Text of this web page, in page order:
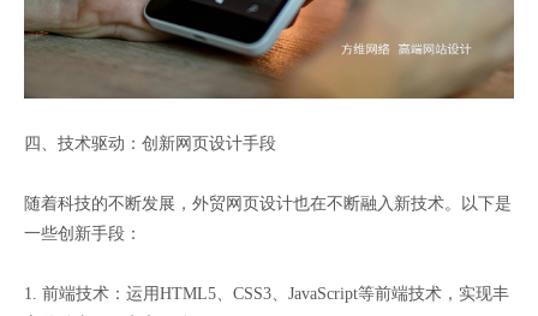
四、技术驱动：创新网页设计手段
随着科技的不断发展，外贸网页设计也在不断融入新技术。以下是
一些创新手段：
1. 前端技术：运用HTML5、CSS3、JavaScript等前端技术，实现丰